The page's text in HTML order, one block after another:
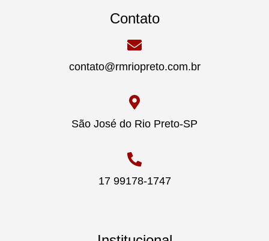
Contato
contato@rmriopreto.com.br
São José do Rio Preto-SP
17 99178-1747